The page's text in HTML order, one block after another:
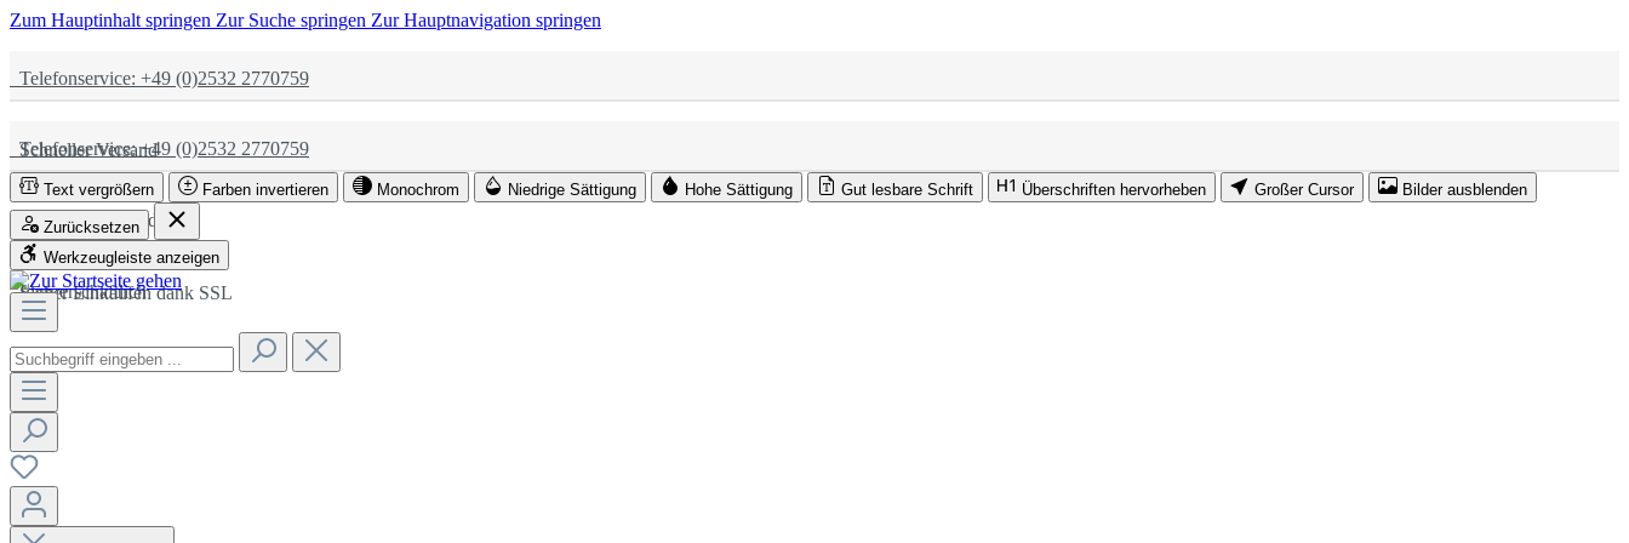
Zum Hauptinhalt springen Zur Suche springen Zur Hauptnavigation springen
Telefonservice: +49 (0)2532 2770759
Schneller Versand
Partnerschaftlich
Sicher Einkaufen dank SSL
Telefonservice: +49 (0)2532 2770759
Schneller Versand
Partnerschaftlich
Sicher Einkaufen dank SSL
Text vergrößern Farben invertieren Monochrom Niedrige Sättigung Hohe Sättigung Gut lesbare Schrift Überschriften hervorheben Großer Cursor Bilder ausblenden
Zurücksetzen
Werkzeugleiste anzeigen